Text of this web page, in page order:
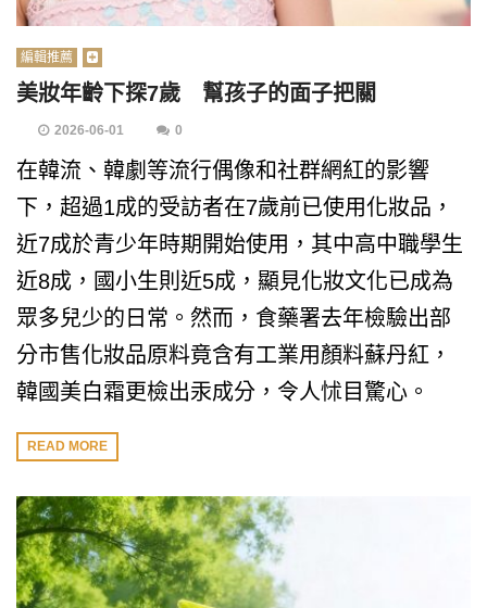
編輯推薦
美妝年齡下探7歲 幫孩子的面子把關
2026-06-01 0
在韓流、韓劇等流行偶像和社群網紅的影響
下，超過1成的受訪者在7歲前已使用化妝品，
近7成於青少年時期開始使用，其中高中職學生
近8成，國小生則近5成，顯見化妝文化已成為
眾多兒少的日常。然而，食藥署去年檢驗出部
分市售化妝品原料竟含有工業用顏料蘇丹紅，
韓國美白霜更檢出汞成分，令人怵目驚心。
READ MORE